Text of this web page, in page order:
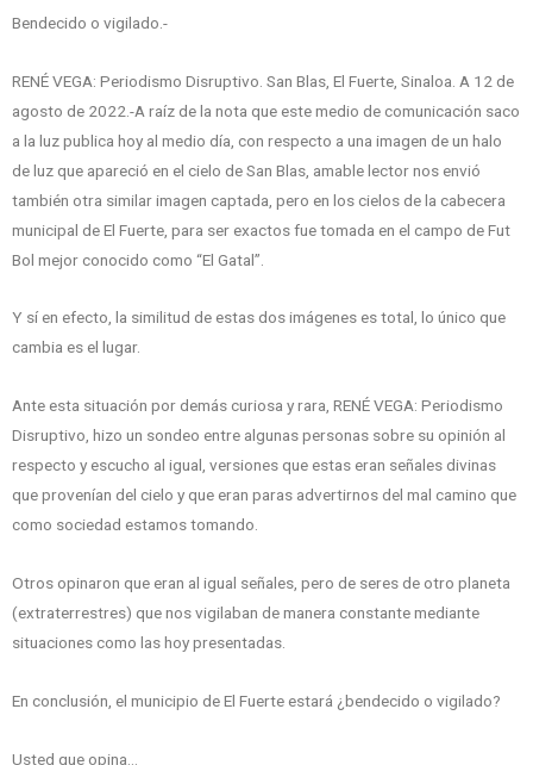
Bendecido o vigilado.-
RENÉ VEGA: Periodismo Disruptivo. San Blas, El Fuerte, Sinaloa. A 12 de
agosto de 2022.-A raíz de la nota que este medio de comunicación saco
a la luz publica hoy al medio día, con respecto a una imagen de un halo
de luz que apareció en el cielo de San Blas, amable lector nos envió
también otra similar imagen captada, pero en los cielos de la cabecera
municipal de El Fuerte, para ser exactos fue tomada en el campo de Fut
Bol mejor conocido como “El Gatal”.
Y sí en efecto, la similitud de estas dos imágenes es total, lo único que
cambia es el lugar.
Ante esta situación por demás curiosa y rara, RENÉ VEGA: Periodismo
Disruptivo, hizo un sondeo entre algunas personas sobre su opinión al
respecto y escucho al igual, versiones que estas eran señales divinas
que provenían del cielo y que eran paras advertirnos del mal camino que
como sociedad estamos tomando.
Otros opinaron que eran al igual señales, pero de seres de otro planeta
(extraterrestres) que nos vigilaban de manera constante mediante
situaciones como las hoy presentadas.
En conclusión, el municipio de El Fuerte estará ¿bendecido o vigilado?
Usted que opina…